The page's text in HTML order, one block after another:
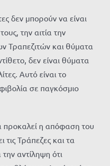
δεν μπορούν να είναι
την αιτία την
Τραπεζιτών και θύματα
δεν είναι θύματα
Αυτό είναι το
σε παγκόσμιο
προκαλεί η απόφαση του
Τράπεζες και τα
αντίληψη ότι